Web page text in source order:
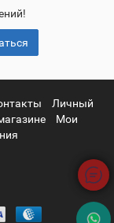
Личный
Мои